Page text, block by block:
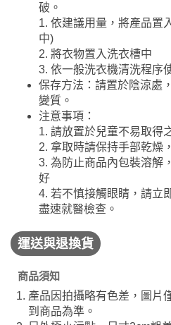
破。
1. 依建議用量，將產品置
中)
2. 將衣物置入洗衣槽中
3. 依一般洗衣機清洗程序
保存方法：請置於陰涼處
變質。
注意事項：
1. 請放置於兒童不易取得
2. 拿取時請保持手部乾燥
3. 為防止商品內包裝溶解
好
4. 若不慎接觸眼睛，請立
盡速就醫檢查。
運送與退換貨
商品須知
產品因拍攝略有色差，圖片
到商品為準。